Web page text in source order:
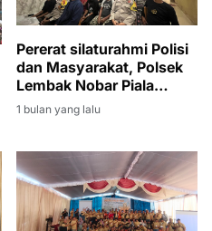
Pererat silaturahmi Polisi
dan Masyarakat, Polsek
Lembak Nobar Piala
Dunia 2026
1 bulan yang lalu